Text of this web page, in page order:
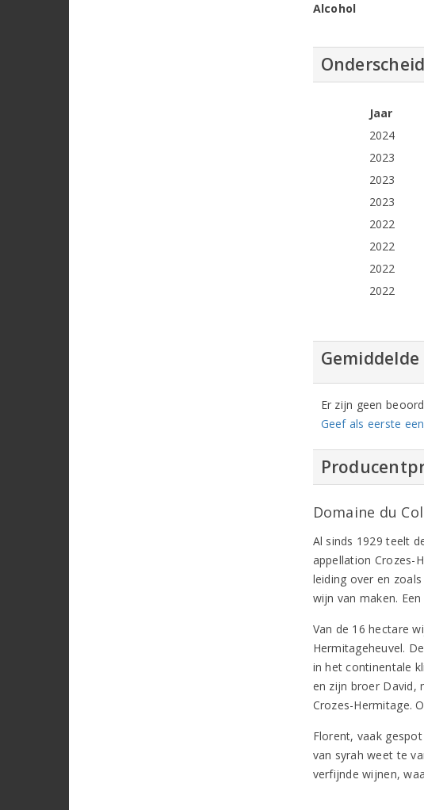
Alcohol
Jaar
2024
2023
2023
2023
2022
2022
2022
2022
Er zijn geen
Geef als eerste
Domaine du
Al sinds 1929 teelt
appellation Crozes-
leiding over en
wijn van maken.
Van de 16 hectare
Hermitageheuvel.
in het continentale
en zijn broer David,
Crozes-Hermitage.
Florent, vaak
van syrah weet te
verfijnde wijnen,